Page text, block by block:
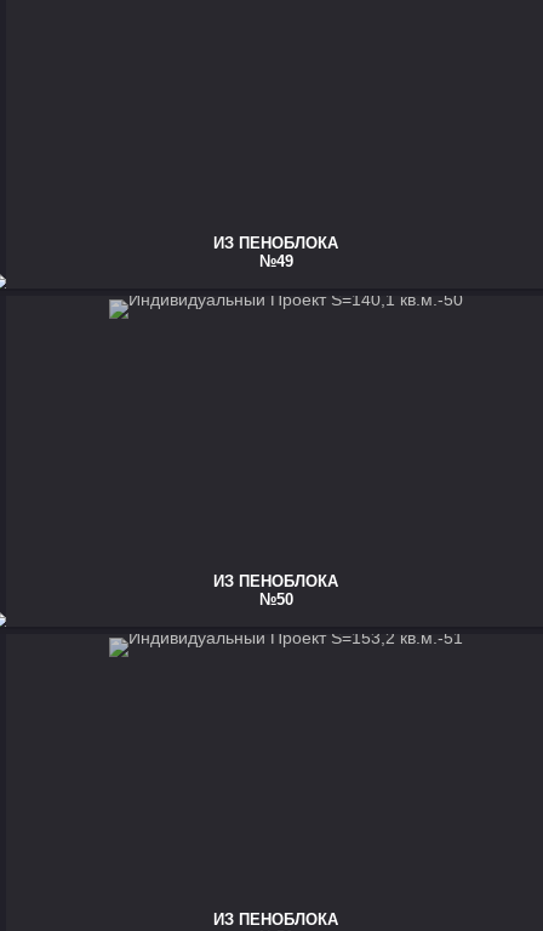
ИЗ ПЕНОБЛОКА
№49
ИЗ ПЕНОБЛОКА
№50
ИЗ ПЕНОБЛОКА